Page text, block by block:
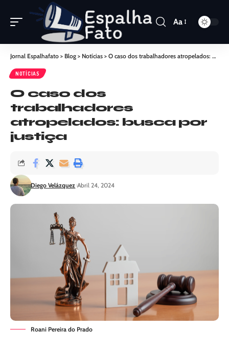
Aa
Jornal Espalhafato > Blog > Notícias > O caso dos trabalhadores atropelados: busca por justiça
NOTÍCIAS
O caso dos
trabalhadores
atropelados: busca por
justiça
Diego Velázquez Abril 24, 2024
Roani Pereira do Prado